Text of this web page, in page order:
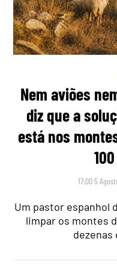
Nem aviões
diz que a
está nos
17:00 5
Um pastor espanhol
limpar os montes
dezenas